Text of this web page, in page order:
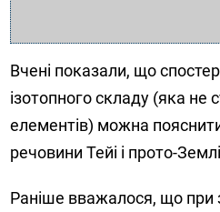
Вчені показали, що
ізотопного складу (яка не
елементів) можна
речовини Тейі і прото-
Раніше вважалося, що при